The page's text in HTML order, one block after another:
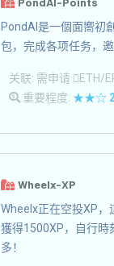
PondAI是一個面嚮初
包，完成各项任务，邀
关联: 需申请 ETH/
重要程度: ★★☆
Wheelx-XP
Wheelx正在空投XP，
獲得1500XP，自行時
多！